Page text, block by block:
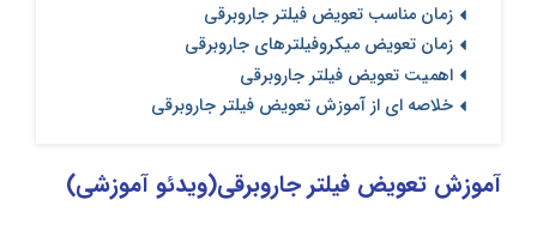
زمان مناسب تعویض فیلتر جاروبرقی
زمان تعویض میکروفیلترهای جاروبرقی
اهمیت تعویض فیلتر جاروبرقی
خلاصه ای از آموزش تعویض فیلتر جاروبرقی
آموزش تعویض فیلتر جاروبرقی(ویدئو آموزشی)